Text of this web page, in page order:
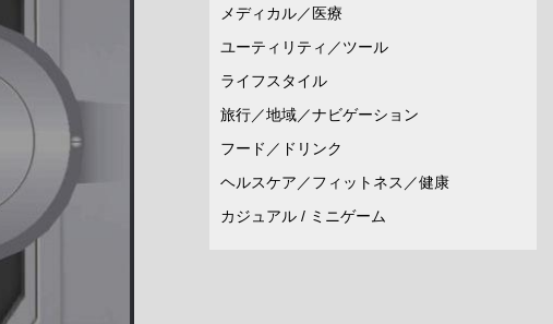
メディカル／医療
ユーティリティ／ツール
ライフスタイル
旅行／地域／ナビゲーション
フード／ドリンク
ヘルスケア／フィットネス／健康
カジュアル / ミニゲーム